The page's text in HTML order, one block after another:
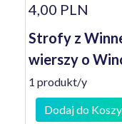
4,00 PLN
Strofy z
wierszy o
1 produkt/y
Dodaj do